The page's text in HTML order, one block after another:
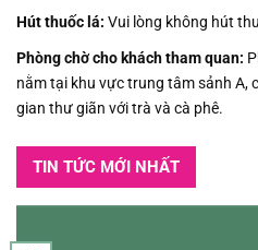
Hút thuốc lá: Vui lòng không hút
Phòng chờ cho khách tham quan:
nằm tại khu vực trung tâm sảnh A,
gian thư giãn với trà và cà phê.
TIN TỨC MỚI NHẤT